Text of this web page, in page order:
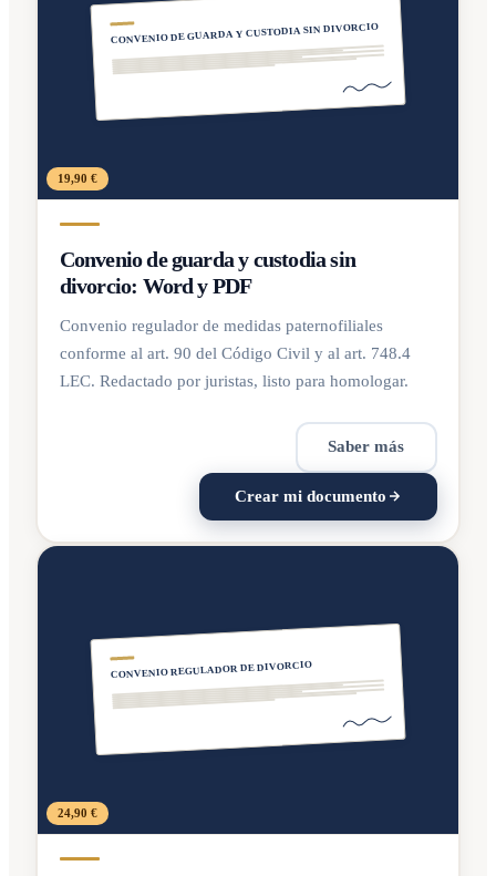
CONVENIO DE GUARDA Y CUSTODIA SIN DIVORCIO
19,90 €
Convenio de guarda y custodia sin
divorcio: Word y PDF
Convenio regulador de medidas paternofiliales
conforme al art. 90 del Código Civil y al art. 748.4
LEC. Redactado por juristas, listo para homologar.
Saber más
Crear mi documento
CONVENIO REGULADOR DE DIVORCIO
24,90 €